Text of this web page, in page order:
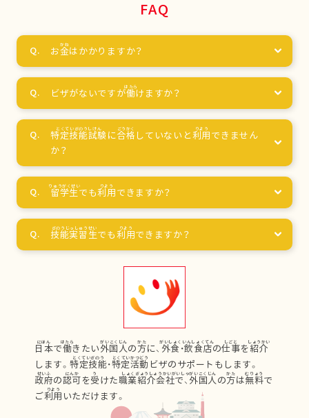
FAQ
お金はかかりますか？
ビザがないですが働けますか？
特定技能試験に合格 していないと利用 できません
か？
留学生でも利用 できますか？
技能実習生でも利用できますか？
日本で働きたい外国人の方に、 外食 ・飲食店の仕事を紹介
します。特定技能・特定活動 ビザのサポートもします。
政府の認可を受けた職業紹介会社で、 外国人の方は無料で
ご利用 いただけます。